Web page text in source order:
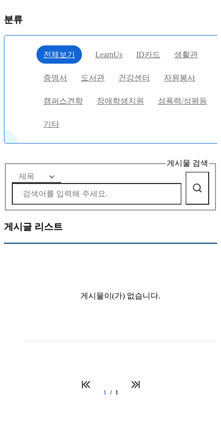
분류
전체보기 LearnUs ID카드 생활관
증명서 도서관 건강센터 자원봉사
캠퍼스견학 장애학생지원 성폭력/성평등
기타
게시물 검색
게시글 리스트
게시물이(가) 없습니다.
1 1